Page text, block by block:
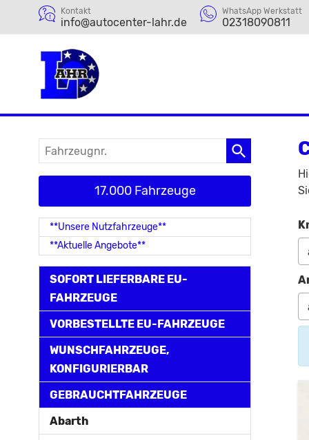
Kontakt
info@autocenter-lahr.de
WhatsApp Werkstatt
02318090811
Fahrzeugnr.
17.000 Fahrzeuge
**Unsere Nutzfahrzeuge**
**Aktuelle Angebote**
SOFORT LIEFERBARE EU-
FAHRZEUGE
VORBESTELLTE EU-FAHRZEUGE
WUNSCHFAHRZEUGE,
KONFIGURIERBAR
GEBRAUCHTFAHRZEUGE
Abarth